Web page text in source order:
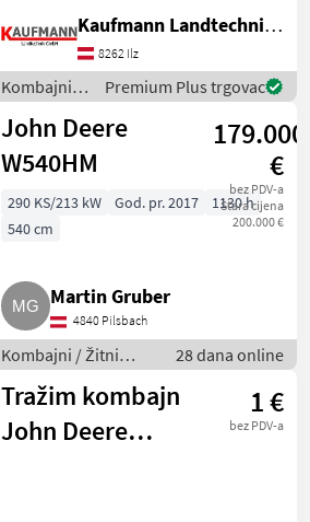
Spreuverteiler, Geringoff
Vario Star 610 mit 2
hydraulischen Rapstrenner
Broj slamotresa: 0
slamotresa, Hidrost
Kaufmann Landtechnik GmbH
8262 Ilz
Kombajni /
John Deere
Premium Plus trgovac
John Deere
W540HM
179.000
€
bez PDV-a
Stara cijena
200.000 €
290 KS/213 kW God. pr. 2017
1130 h
540 cm
Martin Gruber
4840 Pilsbach
Kombajni / Žitni
kombajni (kombajni
za žito)
28 dana online
Tražim kombajn
John Deere
1 €
bez PDV-a